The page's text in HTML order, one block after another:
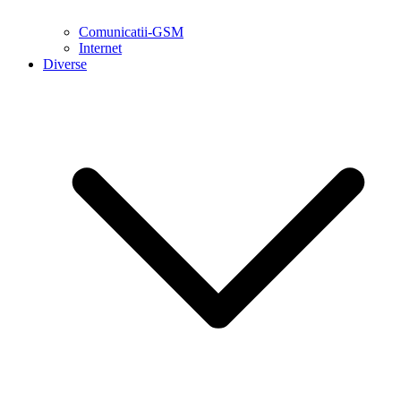
Comunicatii-GSM
Internet
Diverse